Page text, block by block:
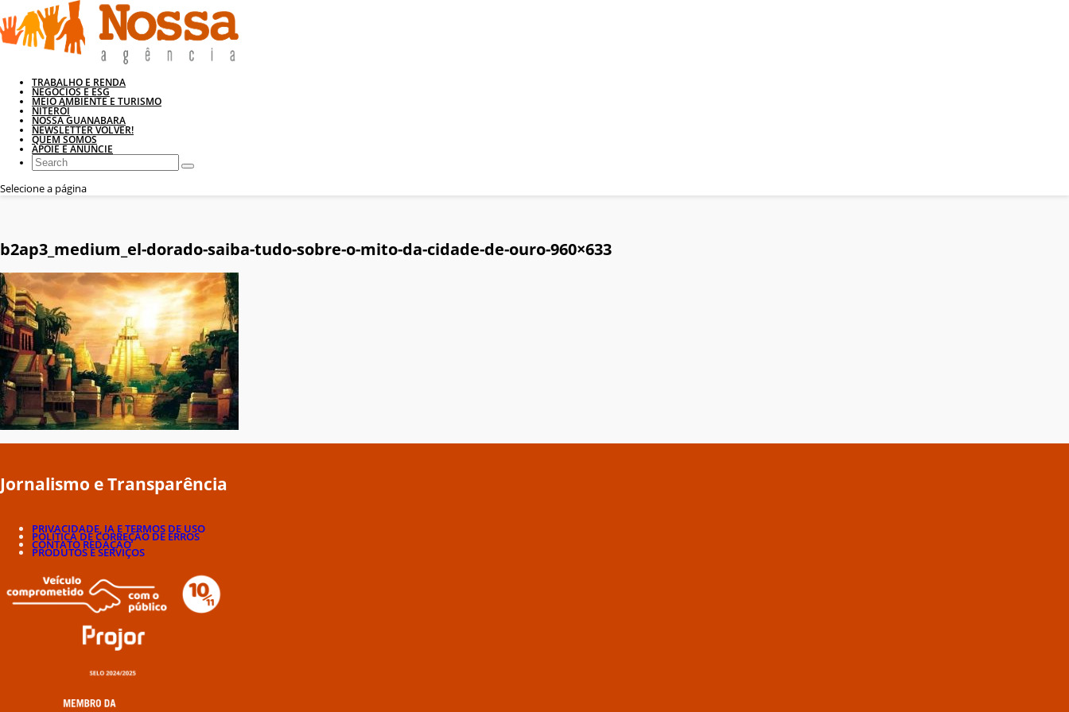
TRABALHO E RENDA
NEGÓCIOS E ESG
MEIO AMBIENTE E TURISMO
NITERÓI
NOSSA GUANABARA
NEWSLETTER VOLVER!
QUEM SOMOS
APOIE E ANUNCIE
Selecione a página
b2ap3_medium_el-dorado-saiba-tudo-sobre-o-mito-da-cidade-de-ouro-960×633
Jornalismo e Transparência
PRIVACIDADE, IA E TERMOS DE USO
POLÍTICA DE CORREÇÃO DE ERROS
CONTATO REDAÇÃO
PRODUTOS E SERVIÇOS